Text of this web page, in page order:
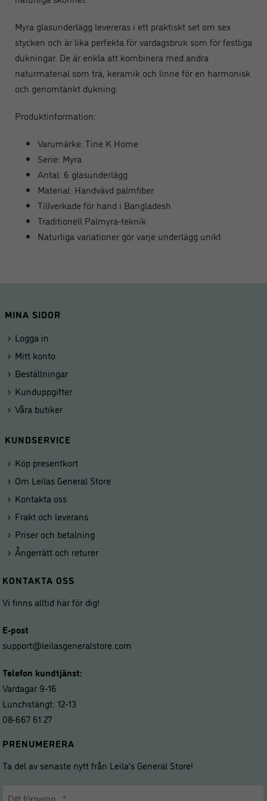
Myra glasunderlägg levereras i ett praktiskt set om sex
stycken och är lika perfekta för vardagsbruk som för festliga
dukningar. De är enkla att kombinera med andra
naturmaterial som trä, keramik och linne för en harmonisk
och genomtänkt dukning.
Produktinformation:
Varumärke: Tine K Home
Serie: Myra
Antal: 6 glasunderlägg
Material: Handvävd palmfiber
Tillverkade för hand i Bangladesh
Traditionell Palmyra-teknik
Naturliga variationer gör varje underlägg unikt
MINA SIDOR
Logga in
Mitt konto
Beställningar
Kunduppgifter
Våra butiker
KUNDSERVICE
Köp presentkort
Om Leilas General Store
Kontakta oss
Frakt och leverans
Priser och betalning
Ångerrätt och returer
KONTAKTA OSS
Vi finns alltid här för dig!
E-post
support@leilasgeneralstore.com
Telefon kundtjänst:
Vardagar 9-16
Lunchstängt: 12-13
08-667 61 27
PRENUMERERA
Ta del av senaste nytt från Leila’s General Store!